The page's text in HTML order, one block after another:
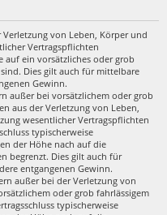
von Leben, Körper und
Vertragspflichten
auf ein vorsätzliches oder grob
Dies gilt auch für mittelbare
Gewinn.
außer bei vorsätzlichem oder grob
aus der Verletzung von Leben,
wesentlicher Vertragspflichten
typischerweise
der Höhe nach auf die
begrenzt. Dies gilt auch für
entgangenen Gewinn.
außer bei der Verletzung von
oder grob fahrlässigem
typischerweise